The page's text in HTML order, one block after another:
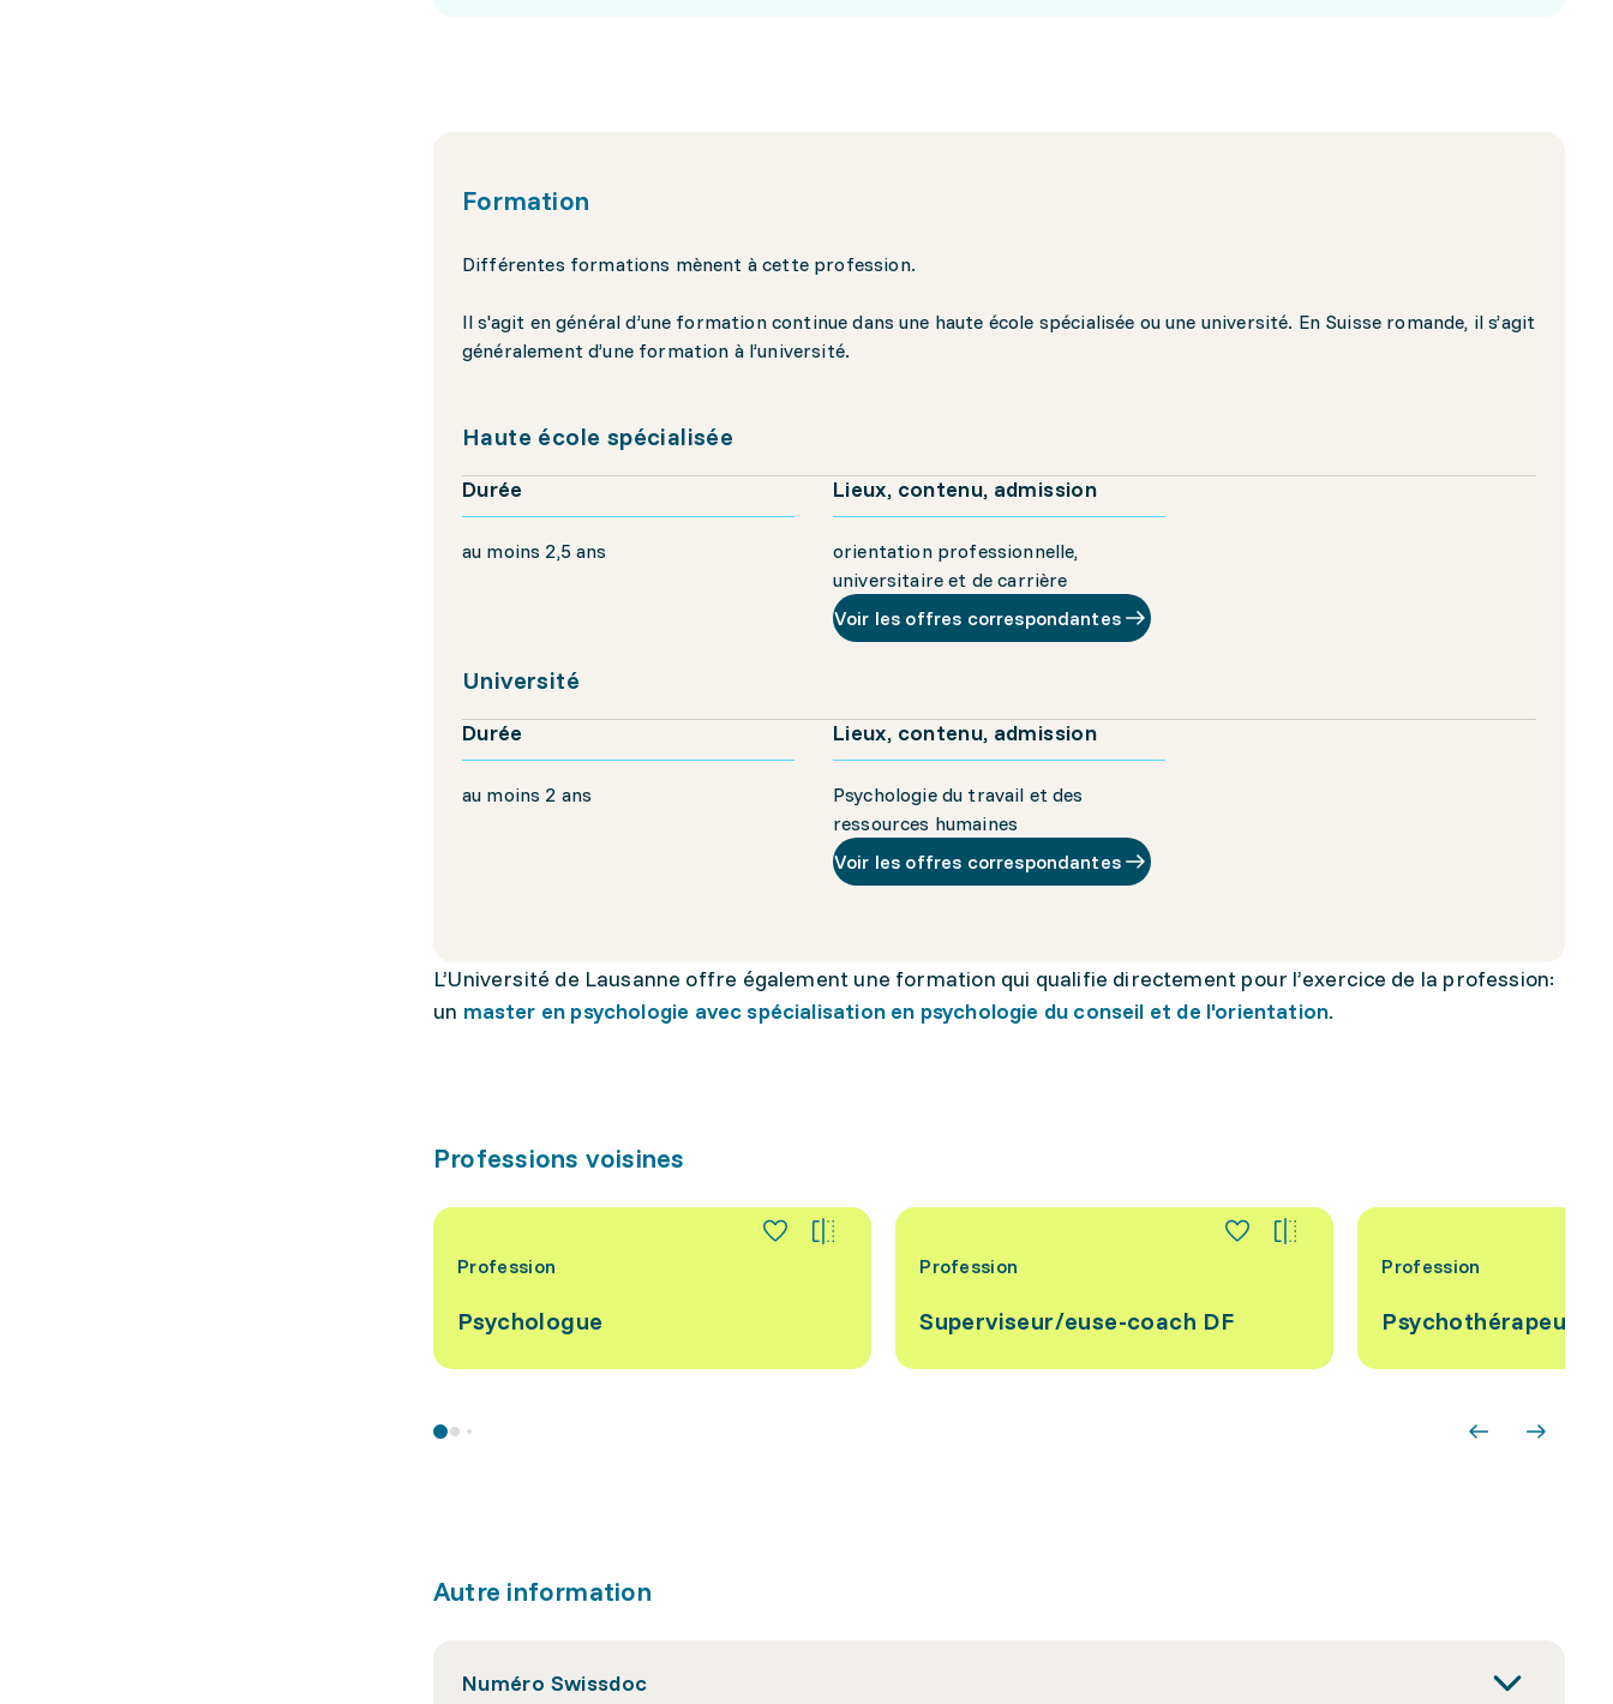
Formation
Différentes formations mènent à cette profession.
Il s'agit en général d’une formation continue dans une haute école spécialisée ou une université. En Suisse romande, il s’agit
généralement d’une formation à l’université.
Haute école spécialisée
Durée
au moins 2,5 ans
Lieux, contenu, admission
orientation professionnelle,
universitaire et de carrière
Voir les offres correspondantes
Université
Durée
au moins 2 ans
Lieux, contenu, admission
Psychologie du travail et des
ressources humaines
Voir les offres correspondantes
L’Université de Lausanne offre également une formation qui qualifie directement pour l’exercice de la profession:
un master en psychologie avec spécialisation en psychologie du conseil et de l'orientation.
Professions voisines
Profession
Psychologue
Profession
Superviseur/euse-coach DF
Profession
Psychothérapeute
Autre information
Numéro Swissdoc